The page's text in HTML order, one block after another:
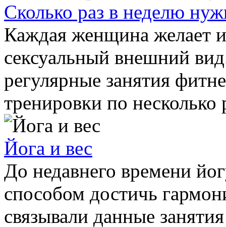
Cколько раз в неделю
Каждая женщина желает
сексуальный внешний
регулярные занятия
тренировки по несколько
Йога и вес
До недавнего времени
способом достичь
связывали данные